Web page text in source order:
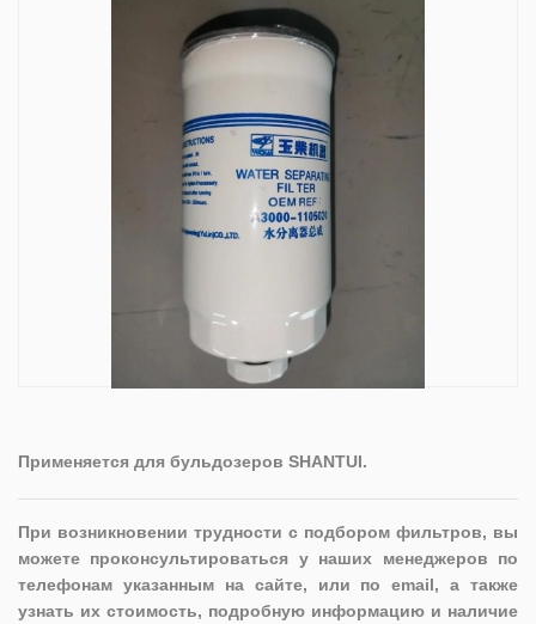
Применяется для бульдозеров SHANTUI.
При возникновении трудности с подбором фильтров, вы
можете проконсультироваться у наших менеджеров по
телефонам указанным на сайте, или по email, а также
узнать их стоимость, подробную информацию и наличие